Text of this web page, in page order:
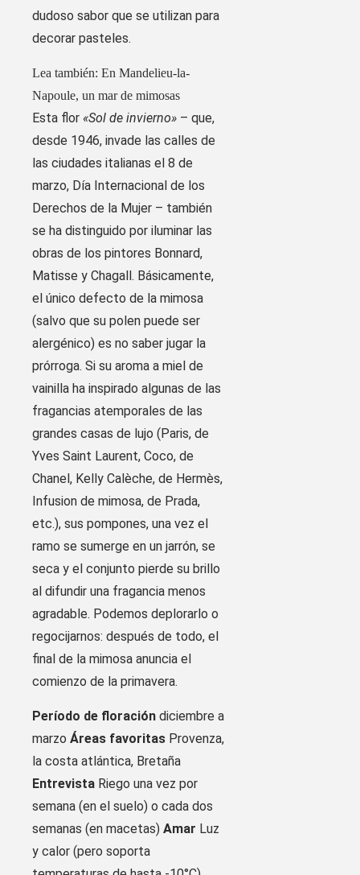
dudoso sabor que se utilizan para
decorar pasteles.
Lea también: Artículo
reservado
para
nuestros
suscriptores
En Mandelieu-la-
Napoule, un mar de mimosas
Esta flor «Sol de invierno» – que,
desde 1946, invade las calles de
las ciudades italianas el 8 de
marzo, Día Internacional de los
Derechos de la Mujer – también
se ha distinguido por iluminar las
obras de los pintores Bonnard,
Matisse y Chagall. Básicamente,
el único defecto de la mimosa
(salvo que su polen puede ser
alergénico) es no saber jugar la
prórroga. Si su aroma a miel de
vainilla ha inspirado algunas de las
fragancias atemporales de las
grandes casas de lujo (Paris, de
Yves Saint Laurent, Coco, de
Chanel, Kelly Calèche, de Hermès,
Infusion de mimosa, de Prada,
etc.), sus pompones, una vez el
ramo se sumerge en un jarrón, se
seca y el conjunto pierde su brillo
al difundir una fragancia menos
agradable. Podemos deplorarlo o
regocijarnos: después de todo, el
final de la mimosa anuncia el
comienzo de la primavera.
Período de floración diciembre a
marzo Áreas favoritas Provenza,
la costa atlántica, Bretaña
Entrevista Riego una vez por
semana (en el suelo) o cada dos
semanas (en macetas) Amar Luz
y calor (pero soporta